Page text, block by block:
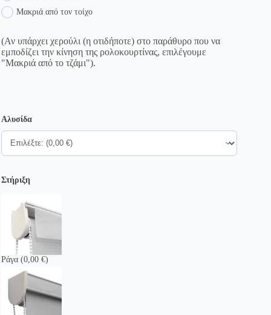
Μακριά από τον τοίχο
(Αν υπάρχει χερούλι (η οτιδήποτε) στο παράθυρο που να
εμποδίζει την κίνηση της ρολοκουρτίνας, επιλέγουμε
"Μακριά από το τζάμι").
Αλυσίδα
Στήριξη
Ράγα (0,00 €)